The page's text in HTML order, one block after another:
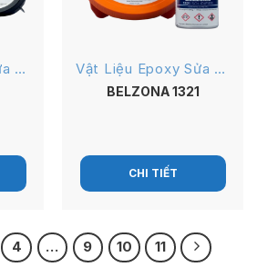
Vật Liệu Epoxy Sửa Chữa Vật Liệu Epoxy Sửa Chữa
BELZONA 1321
CHI TIẾT
4 … 9 10 11